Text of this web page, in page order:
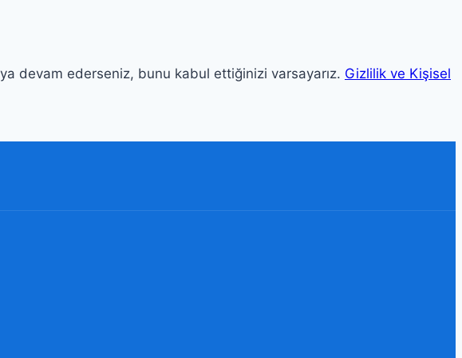
devam ederseniz, bunu kabul ettiğinizi varsayarız. Gizlilik ve Kişisel